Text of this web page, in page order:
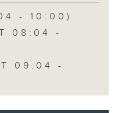
- 10:00)
08:04 -
09:04 -